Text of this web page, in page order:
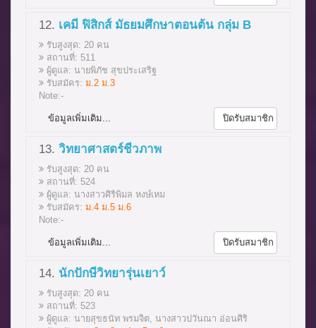
12. เคมี ฟิสิกส์ มัธยมศึกษาตอนต้น กลุ่ม B
รับสูงสุด: 20 คน
สถานที่: 511
ผู้ดูแล: นายพิภัช สุขประเสริฐ
รับสมัคร: ม.2 ม.3
Note:-
ข้อมูลเพิ่มเติม... ปิดรับสมาชิก
13. วิทยาศาสตร์ชีวภาพ
รับสูงสุด: 20 คน
สถานที่: 524
ผู้ดูแล: นางสาวศิริพิมล หงษ์เหม
รับสมัคร: ม.4 ม.5 ม.6
Note:-
ข้อมูลเพิ่มเติม... ปิดรับสมาชิก
14. นักปักษีวิทยารุ่นเยาว์
รับสูงสุด: 20 คน
สถานที่: 523
ผู้ดูแล: นายสุขธนัท พรมจิต, นางสาวปวันณา อ่อนศิริ